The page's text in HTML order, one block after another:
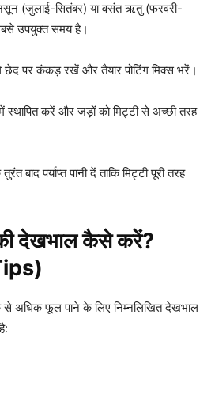
(जुलाई-सितंबर) या वसंत ऋतु (फरवरी-
उपयुक्त समय है।
पर कंकड़ रखें और तैयार पोटिंग मिक्स भरें।
स्थापित करें और जड़ों को मिट्टी से अच्छी तरह
बाद पर्याप्त पानी दें ताकि मिट्टी पूरी तरह
देखभाल कैसे करें?
अधिक फूल पाने के लिए निम्नलिखित देखभाल